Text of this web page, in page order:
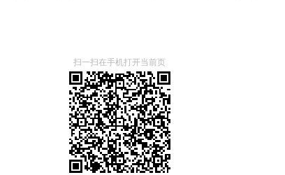
扫一扫在手机打开当前页